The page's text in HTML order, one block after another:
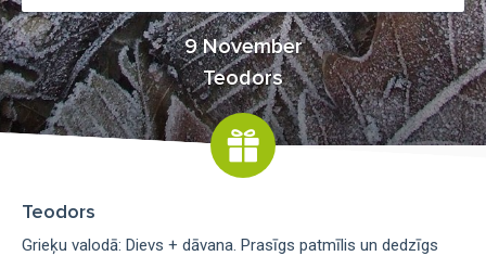
9 November
Teodors
Teodors
Grieķu valodā: Dievs + dāvana. Prasīgs patmīlis un dedzīgs